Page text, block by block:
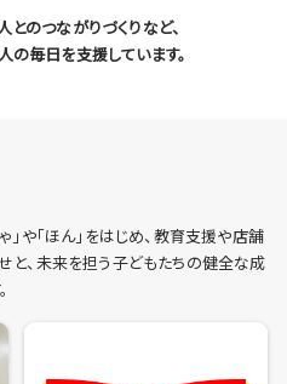
とのつながりづくりなど、
毎日を支援しています。
」や「ほん」をはじめ、教育支援や店舗
と、未来を担う子どもたちの健全な成